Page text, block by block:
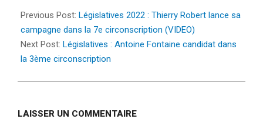
05-
02
Previous Post: Législatives 2022 : Thierry Robert lance sa
campagne dans la 7e circonscription (VIDEO)
Next Post: Législatives : Antoine Fontaine candidat dans
la 3ème circonscription
LAISSER UN COMMENTAIRE